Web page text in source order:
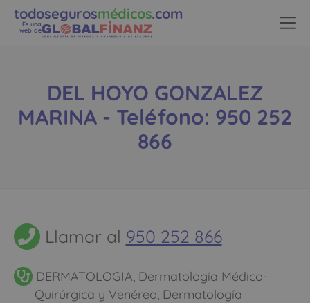
todosegurosmédicos.com
Es una
web de
DEL HOYO GONZALEZ
MARINA - Teléfono: 950 252
866
Llamar al 950 252 866
DERMATOLOGIA, Dermatología Médico-
Quirúrgica y Venéreo, Dermatología